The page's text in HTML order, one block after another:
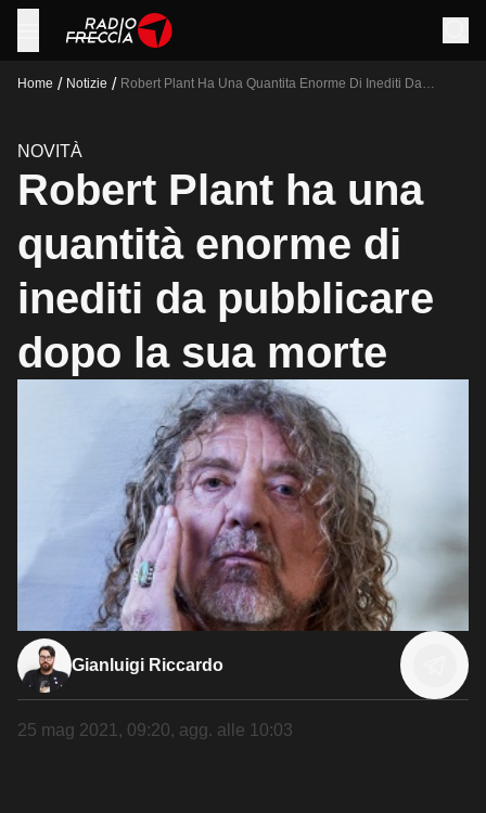
Home / Notizie / Robert Plant Ha Una Quantita Enorme Di Inediti Da
NOVITÀ
Robert Plant ha una
quantità enorme di
inediti da pubblicare
dopo la sua morte
Gianluigi Riccardo
25 mag 2021, 09:20, agg. alle 10:03